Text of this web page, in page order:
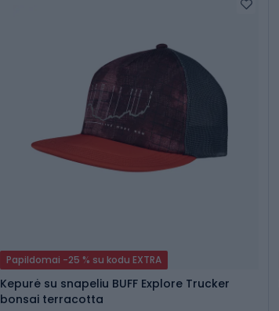
Papildomai -25 % su kodu EXTRA
Kepurė su snapeliu BUFF Explore Trucker
bonsai terracotta